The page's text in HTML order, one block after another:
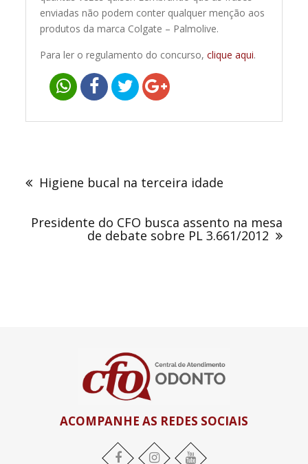
enviadas não podem conter qualquer menção aos
produtos da marca Colgate – Palmolive.
Para ler o regulamento do concurso,clique aqui.
PostHigiene bucal na terceira idade
Presidente do CFO busca assento na mesa
de debate sobre PL 3.661/2012
ACOMPANHE AS REDES SOCIAIS